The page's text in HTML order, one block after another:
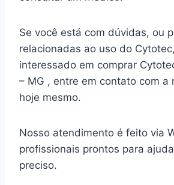
Se você está com dúvidas, ou
relacionadas ao uso do
interessado em comprar
– MG , entre em contato com a
hoje mesmo.
Nosso atendimento é feito via
profissionais prontos para
preciso.